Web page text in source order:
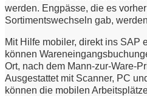
werden. Engpässe, die es
Sortimentswechseln gab,
Mit Hilfe mobiler, direkt ins SAP
können
Ort, nach dem Mann-zur-Ware-
Ausgestattet mit Scanner, PC
können die mobilen